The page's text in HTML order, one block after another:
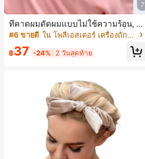
7
ที่คาดผมดัดผมแบบไม่ใช้ความร้อน, ที่รั
ดผมดัดผมแบบไม่ใช้ความร้อน, ที่รัดผม
ผมแบบ DIY ลอนคลื่นธรรมชาติ, ที่ม้วน
มงามสำหรับร้านเสริมสวย, กลับไปโรงเ
รียน, ของใช้จำเป็นสำหรับการเดินทาง,
อุปกรณ์เสริมที่ม้วนผม, แปรงม้วนผม, ที่
ม้วนผม, ผลิตภัณฑ์ดัดผม, การดัดผม
#6 ขายดี ใน โพลีเอสเตอร์ เครื่องถักและลูกกลิ้ง
฿37 -24% 2 วันสุดท้าย